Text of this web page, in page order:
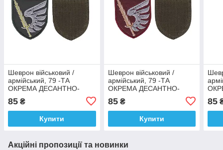
Шеврон військовий /
армійський, 79 -ТА
ОКРЕМА ДЕСАНТНО-
ШТУРМОВА БРИГАДA, на
оливці, ЗСУ. 8 см * 7 см
85 ₴
Купити
Шеврон військовий /
армійський, 79 -ТА
ОКРЕМА ДЕСАНТНО-
бордовий, ЗСУ. 8 см * 7 см
85₴
Купити
см *
85
Акційні пропозиції та новинки